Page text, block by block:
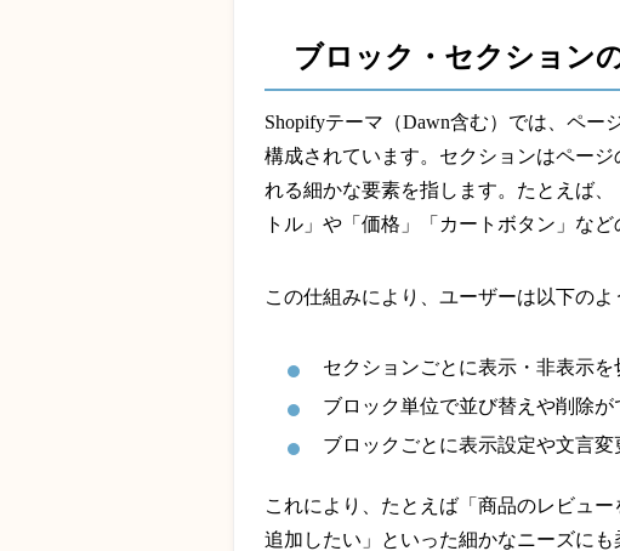
ブロック・セクション
Shopifyテーマ（Dawn含む）では、ペ
構成されています。セクションはペー
れる細かな要素を指します。たとえば
トル」や「価格」「カートボタン」な
この仕組みにより、ユーザーは以下のよ
セクションごとに表示・非表示を
ブロック単位で並び替えや削除が
ブロックごとに表示設定や文言変
これにより、たとえば「商品のレビュ
追加したい」といった細かなニーズにも